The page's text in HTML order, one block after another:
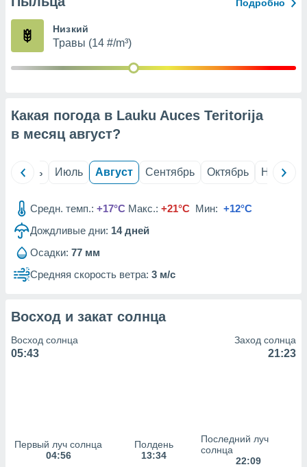
из
рекламы
сведения
Подробно
Низкий
Травы (14 #/m³)
Какая погода в Lauku Auces Teritorija
в месяц август?
Июнь Июль Август Сентябрь Октябрь Ноябрь
Средн. темп.: +17°C Макс.: +21°C Мин: +12°C
Дождливые дни: 14дней
Осадки: 77 мм
Средняя скорость ветра: 3 м/с
Восход и закат солнца
Восход солнца
05:43
Заход солнца
21:23
Первый луч солнца
04:56
Полдень
13:34
Последний луч
солнца
22:09